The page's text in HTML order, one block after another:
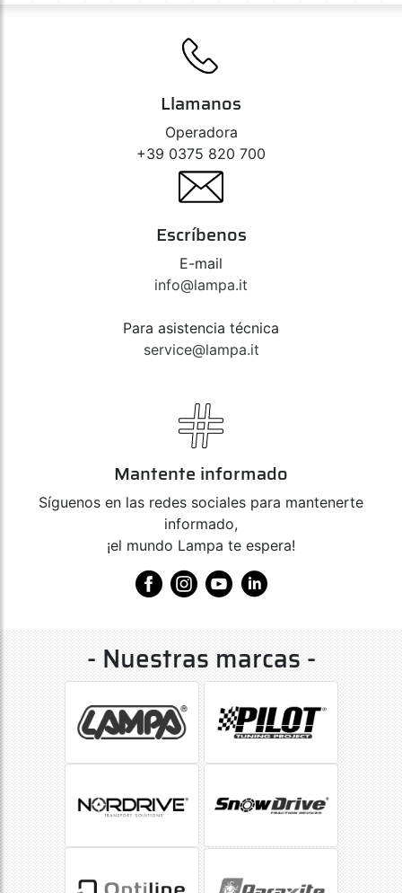
Llamanos
Operadora
+39 0375 820 700
Escríbenos
E-mail
info@lampa.it
Para asistencia técnica
service@lampa.it
Mantente informado
Síguenos en las redes sociales para mantenerte
informado,
¡el mundo Lampa te espera!
- Nuestras marcas -